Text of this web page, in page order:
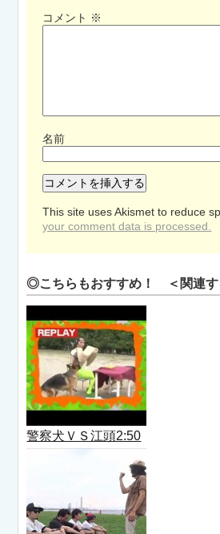
コメント ※
名前
This site uses Akismet to reduce
your comment data is processed.
◎こちらもおすすめ！ ＜関連す
警察犬ＶＳ江頭2:50